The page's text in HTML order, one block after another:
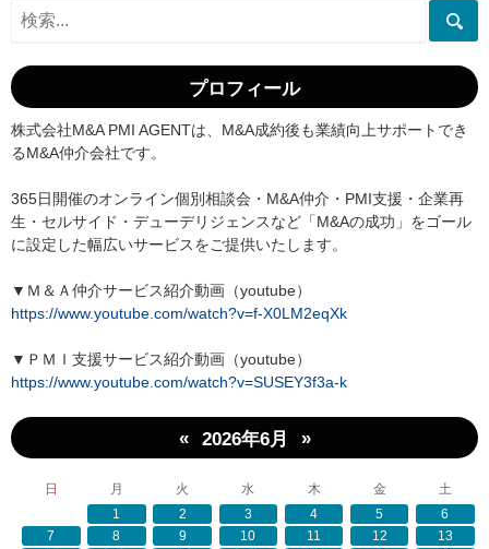
プロフィール
株式会社M&A PMI AGENTは、M&A成約後も業績向上サポートでき
るM&A仲介会社です。
365日開催のオンライン個別相談会・M&A仲介・PMI支援・企業再
生・セルサイド・デューデリジェンスなど「M&Aの成功」をゴール
に設定した幅広いサービスをご提供いたします。
▼Ｍ＆Ａ仲介サービス紹介動画（youtube）
https://www.youtube.com/watch?v=f-X0LM2eqXk
▼ＰＭＩ支援サービス紹介動画（youtube）
https://www.youtube.com/watch?v=SUSEY3f3a-k
« 2026年6月 »
日 月 火 水 木 金
土
1
2 3 4 5
6
7
8 9 10 11 12
13